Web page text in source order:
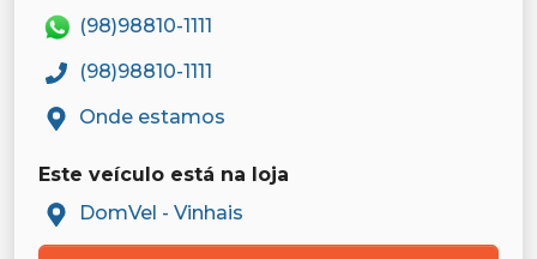
(98)98810-1111
(98)98810-1111
Onde estamos
Este veículo está na loja
DomVel - Vinhais